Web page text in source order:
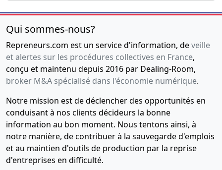
Qui sommes-nous?
Repreneurs.com est un service d'information, deveille
et alertes sur les procédures collectives en France,
conçu et maintenu depuis 2016 par Dealing-Room,
broker M&A spécialisé dans l'économie numérique.
Notre mission est de déclencher des opportunités en
conduisant à nos clients décideurs la bonne
information au bon moment. Nous tentons ainsi, à
notre manière, de contribuer à la sauvegarde d'emplois
et au maintien d'outils de production par la reprise
d'entreprises en difficulté.